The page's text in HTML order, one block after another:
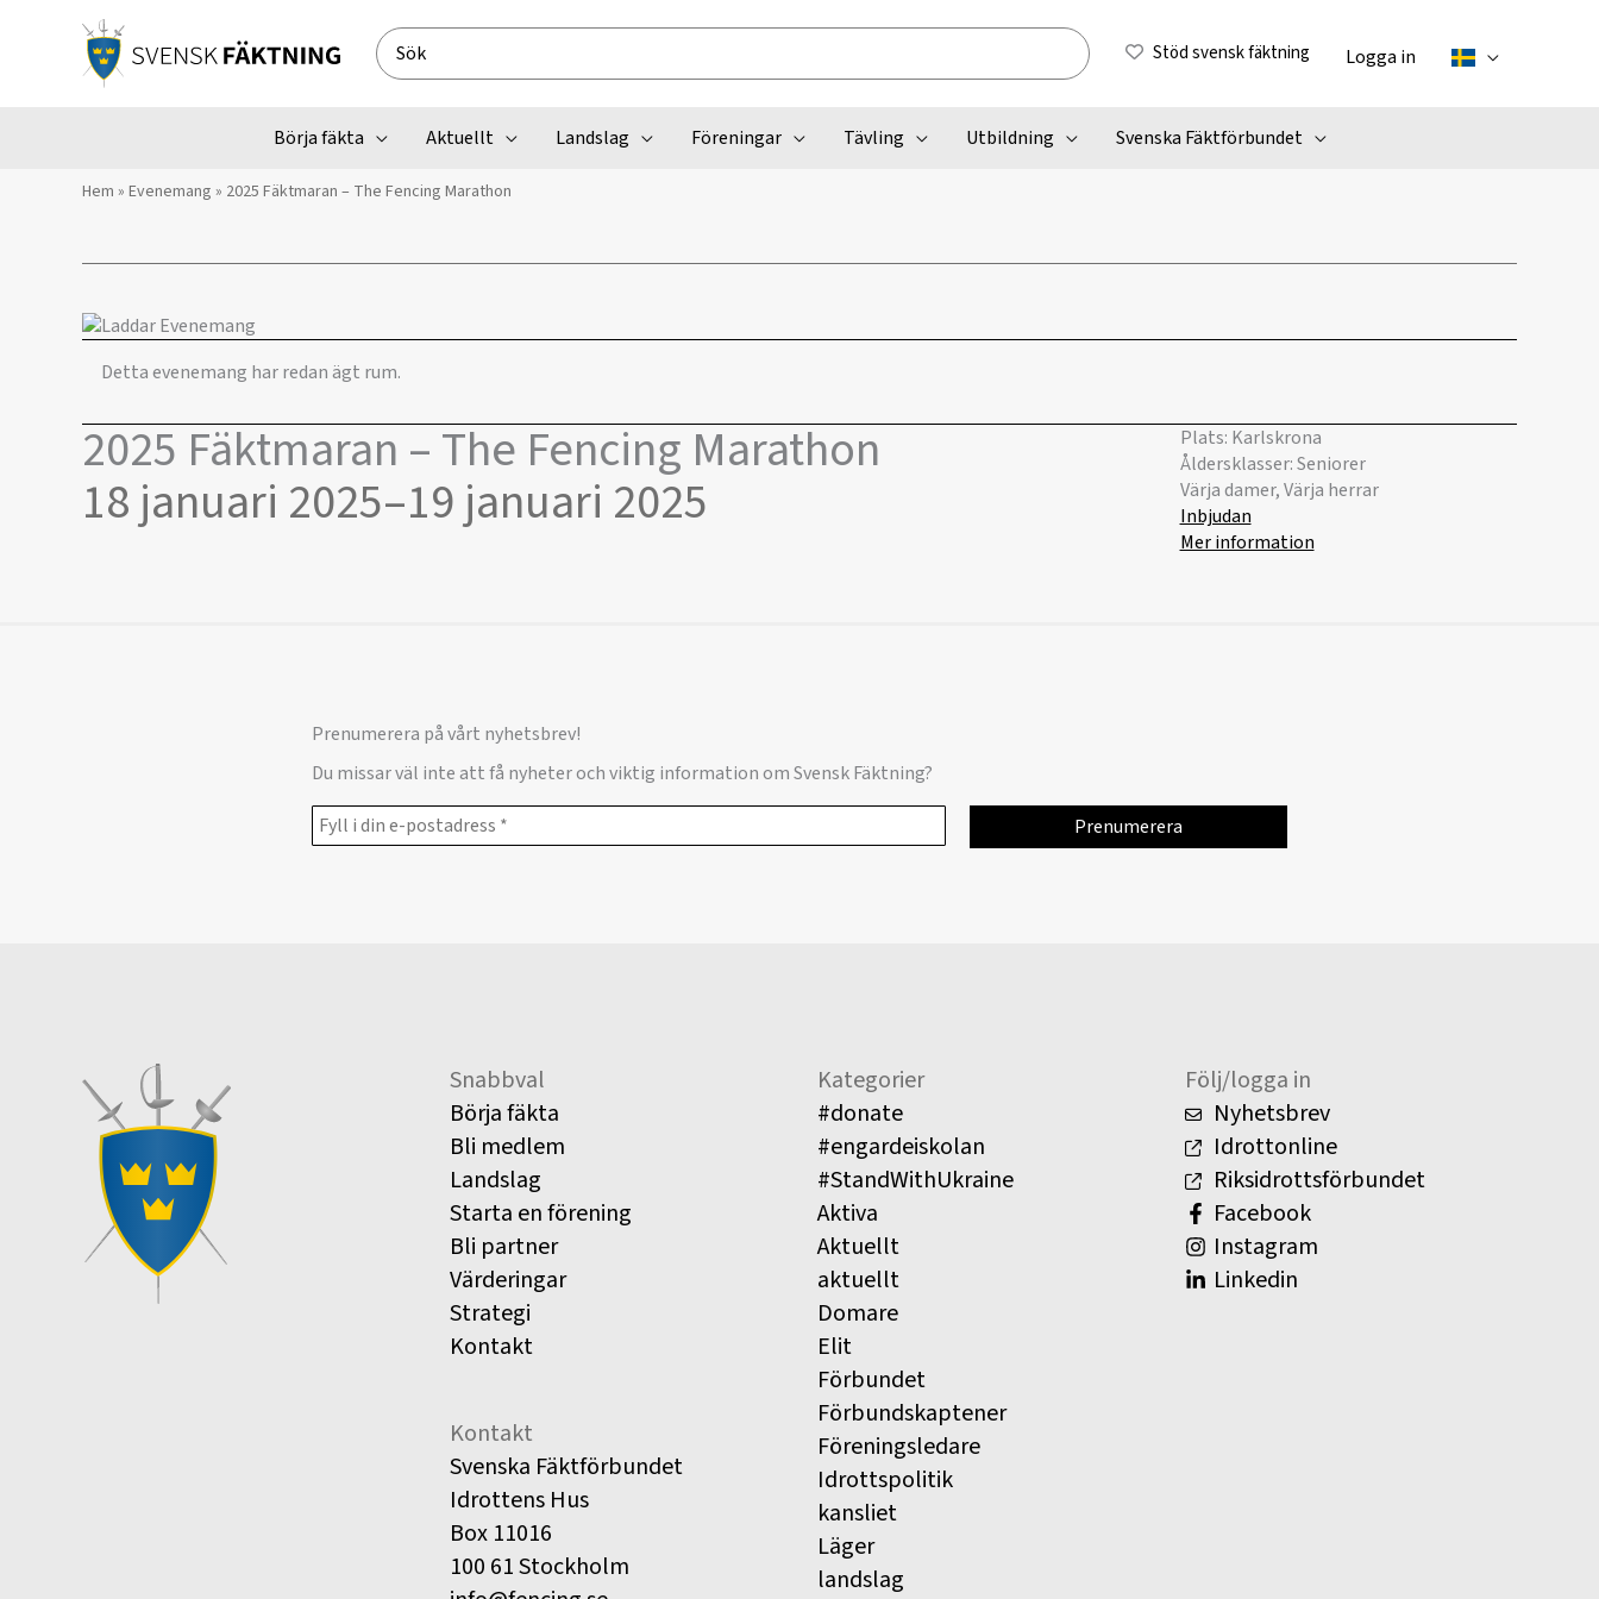
Search
for:
Stöd svensk fäktning Logga in
Börja fäkta Aktuellt Landslag Föreningar Tävling Utbildning Svenska Fäktförbundet
Hem » Evenemang » 2025 Fäktmaran – The Fencing Marathon
Detta evenemang har redan ägt rum.
2025 Fäktmaran – The Fencing Marathon
18 januari 2025–19 januari 2025
Plats: Karlskrona
Åldersklasser: Seniorer
Värja damer, Värja herrar
Inbjudan
Mer information
Prenumerera på vårt nyhetsbrev!
Du missar väl inte att få nyheter och viktig information om Svensk Fäktning?
Snabbval
Börja fäkta
Bli medlem
Landslag
Starta en förening
Bli partner
Värderingar
Strategi
Kontakt
Kontakt
Svenska Fäktförbundet
Idrottens Hus
Box 11016
100 61 Stockholm
Kategorier
#donate
#engardeiskolan
#StandWithUkraine
Aktiva
Aktuellt
aktuellt
Domare
Elit
Förbundet
Förbundskaptener
Föreningsledare
Idrottspolitik
kansliet
Läger
landslag
Följ/logga in
Nyhetsbrev
Idrottonline
Riksidrottsförbundet
Facebook
Instagram
Linkedin